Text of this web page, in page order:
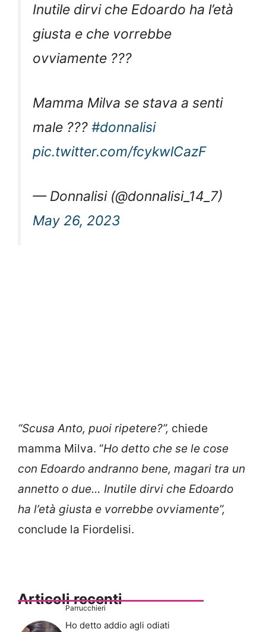
Inutile dirvi che Edoardo ha l’età
giusta e che vorrebbe
ovviamente ???
Mamma Milva se stava a senti
male ??? #donnalisi
pic.twitter.com/fcykwlCazF
— Donnalisi (@donnalisi_14_7)
May 26, 2023
“Scusa Anto, puoi ripetere?”, chiede
mamma Milva. “Ho detto che se le cose
con Edoardo andranno bene, magari tra un
annetto o due… Inutile dirvi che Edoardo
ha l’età giusta e vorrebbe ovviamente”,
conclude la Fiordelisi.
Articoli recenti
Parrucchieri
Ho detto addio agli odiati